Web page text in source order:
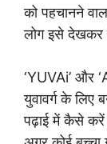
को पहचानने
लोग इसे देखकर
‘YUVAi’ और
युवावर्ग के लिए
पढ़ाई में कैसे